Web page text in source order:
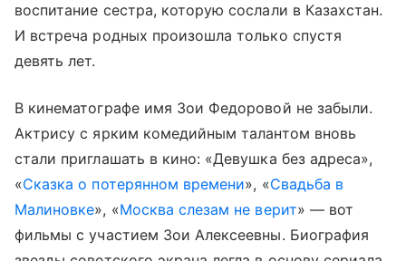
воспитание сестра, которую сослали в Казахстан.
И встреча родных произошла только спустя
девять лет.
В кинематографе имя Зои Федоровой не забыли.
Актрису с ярким комедийным талантом вновь
стали приглашать в кино: «Девушка без адреса»,
«Сказка о потерянном времени», «Свадьба в
Малиновке», «Москва слезам не верит» — вот
фильмы с участием Зои Алексеевны. Биография